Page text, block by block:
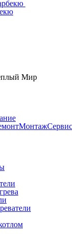
МонтажСервис